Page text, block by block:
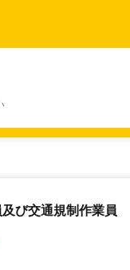
び交通規制作業員